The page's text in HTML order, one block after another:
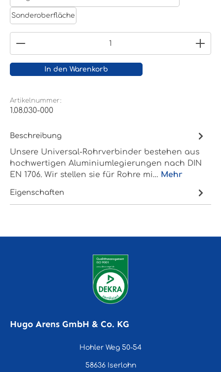
Sonderoberfläche
Produkt Anzahl: Gib den gewünschten Wert
In den Warenkorb
Artikelnummer:
1.08.030-000
Beschreibung
Unsere Universal-Rohrverbinder bestehen aus
hochwertigen Aluminiumlegierungen nach DIN
EN 1706. Wir stellen sie für Rohre mi… Mehr
Eigenschaften
Hugo Arens GmbH & Co. KG
Hohler Weg 50-54
58636 Iserlohn